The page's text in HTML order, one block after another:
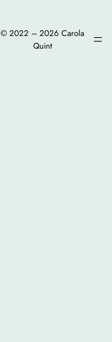
©️ 2022 – 2026 Carola
Quint